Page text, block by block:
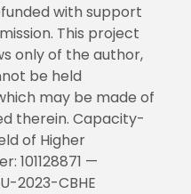
with support
This project
only of the author,
be held
may be made of
therein. Capacity-
of Higher
101128871 —
2023-CBHE